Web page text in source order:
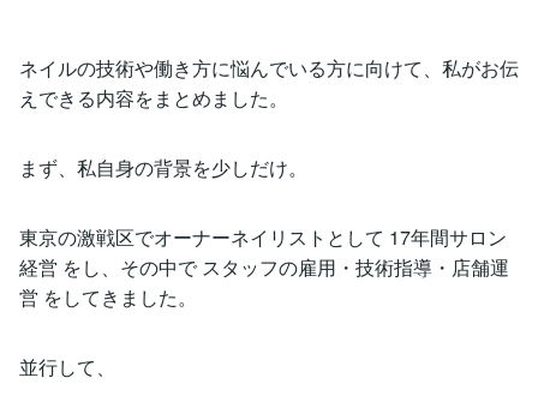
ネイルの技術や働き方に悩んでいる方に向けて、私がお伝
えできる内容をまとめました。
まず、私自身の背景を少しだけ。
東京の激戦区でオーナーネイリストとして 17年間サロン
経営 をし、その中で スタッフの雇用・技術指導・店舗運
営 をしてきました。
並行して、